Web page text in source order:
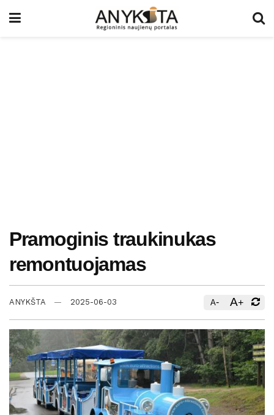
Pramoginis traukinukas
remontuojamas
ANYKŠTA 2025-06-03 A- A+